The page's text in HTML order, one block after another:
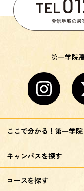
第一学院
ここで分かる！第一学院
キャンパスを探す
コースを探す